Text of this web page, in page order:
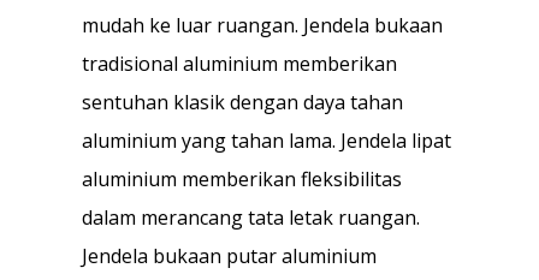
mudah ke luar ruangan. Jendela bukaan
tradisional aluminium memberikan
sentuhan klasik dengan daya tahan
aluminium yang tahan lama. Jendela lipat
aluminium memberikan fleksibilitas
dalam merancang tata letak ruangan.
Jendela bukaan putar aluminium